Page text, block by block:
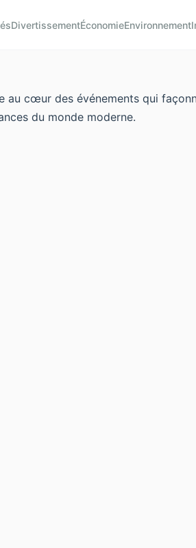
DivertissementÉconomieEnvironnement
au cœur des événements qui
du monde moderne.